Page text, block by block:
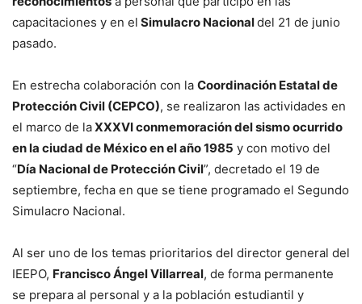
capacitaciones y en el Simulacro Nacionaldel 21 de junio
pasado.
En estrecha colaboración con la Coordinación Estatal de
Protección Civil (CEPCO), se realizaron las actividades en
el marco de laXXXVI conmemoración del sismo ocurrido
en la ciudad de México en el año 1985 y con motivo del
“Día Nacional de Protección Civil”, decretado el 19 de
septiembre, fecha en que se tiene programado el Segundo
Simulacro Nacional.
Al ser uno de los temas prioritarios del director general del
IEEPO, Francisco Ángel Villarreal, de forma permanente
se prepara al personal y a la población estudiantil y